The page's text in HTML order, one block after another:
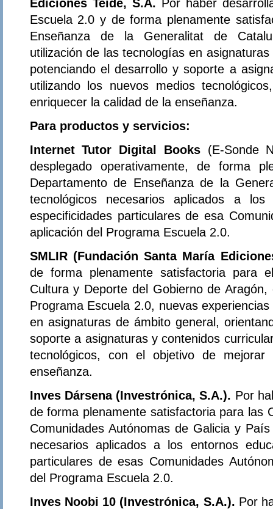
Escuela 2.0 y de forma plenamente
Enseñanza de la Generalitat de
utilización de las tecnologías en
potenciando el desarrollo y soporte a
utilizando los nuevos medios
enriquecer la calidad de la enseñanza.
Para productos y servicios:
Internet Tutor Digital Books (E-Sonde
desplegado operativamente, de forma
Departamento de Enseñanza de la
tecnológicos necesarios aplicados a
especificidades particulares de esa
aplicación del Programa Escuela 2.0.
SMLIR (Fundación Santa María
de forma plenamente satisfactoria para
Cultura y Deporte del Gobierno de
Programa Escuela 2.0, nuevas
en asignaturas de ámbito general,
soporte a asignaturas y contenidos
tecnológicos, con el objetivo de
enseñanza.
Inves Dársena (Investrónica, S.A.). Por
de forma plenamente satisfactoria para las
Comunidades Autónomas de Galicia y
necesarios aplicados a los entornos
particulares de esas Comunidades
del Programa Escuela 2.0.
Inves Noobi 10 (Investrónica, S.A.). Por